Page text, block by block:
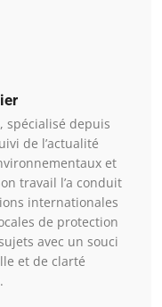
spécialisé depuis
de l’actualité
et
travail l’a conduit
internationales
de protection
avec un souci
et de clarté